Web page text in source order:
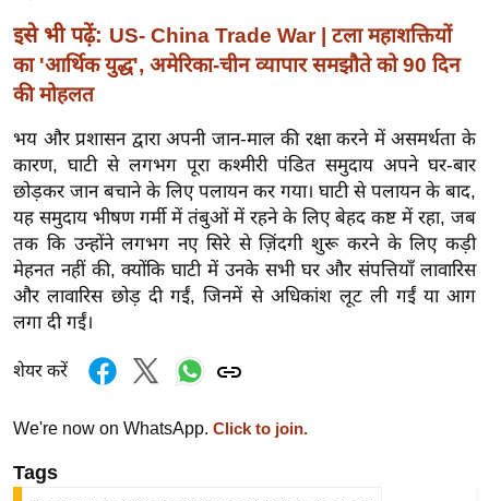
डि
या
सा
हि
त्य
ज
ग
त
ऑ
टो
र्ल्ड
ज
फ
इसे भी पढ़ें: US- China Trade War | टला महाशक्तियों
का 'आर्थिक युद्ध', अमेरिका-चीन व्यापार समझौते को 90 दिन
की मोहलत
भय और प्रशासन द्वारा अपनी जान-माल की रक्षा करने में असमर्थता के
कारण, घाटी से लगभग पूरा कश्मीरी पंडित समुदाय अपने घर-बार
छोड़कर जान बचाने के लिए पलायन कर गया। घाटी से पलायन के बाद,
यह समुदाय भीषण गर्मी में तंबुओं में रहने के लिए बेहद कष्ट में रहा, जब
तक कि उन्होंने लगभग नए सिरे से ज़िंदगी शुरू करने के लिए कड़ी
मेहनत नहीं की, क्योंकि घाटी में उनके सभी घर और संपत्तियाँ लावारिस
और लावारिस छोड़ दी गईं, जिनमें से अधिकांश लूट ली गईं या आग
लगा दी गईं।
शेयर करें
We're now on WhatsApp. Click to join.
Tags